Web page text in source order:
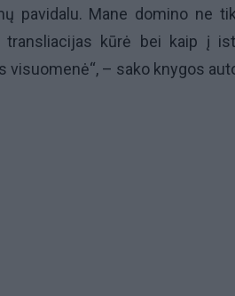
pavidalu. Mane domino ne
kūrė bei kaip į
visuomenė“, – sako knygos